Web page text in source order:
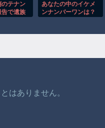
のテナン
告で遺族
たい」
あなたの中のイケメ
ンナンバーワンは？
はありません。